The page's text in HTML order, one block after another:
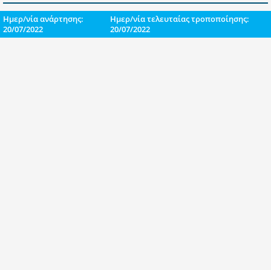
Ημερ/νία ανάρτησης:
20/07/2022
Ημερ/νία τελευταίας τροποποίησης:
20/07/2022